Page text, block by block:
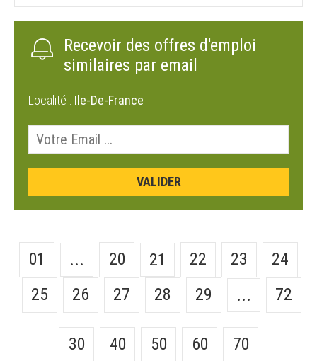
Recevoir des offres d'emploi
similaires par email
Localité : Ile-De-France
01 ... 20 21 22 23
24
25
26 27 28 29 ... 72
30 40 50 60 70